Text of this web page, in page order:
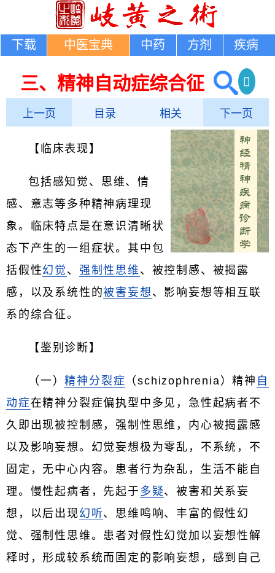
下载 中医宝典 中药 方剂 疾病
三、精神自动症综合征
上一页 目录 相关 下一页
【临床表现】
包括感知觉、思维、情
感、意志等多种精神病理现
象。临床特点是在意识清晰状
态下产生的一组症状。其中包
括假性幻觉 、 强制性思维、被控制感、被揭露
感，以及系统性的被害妄想 、影响妄想等相互联
系的综合征。
【鉴别诊断】
（一）精神分裂症 （schizophrenia）精神 自
动症在精神分裂症偏执型中多见，急性起病者不
久即出现被控制感，强制性思维，内心被揭露感
以及影响妄想。幻觉妄想极为零乱，不系统，不
固定，无中心内容。患者行为杂乱，生活不能自
理。慢性起病者，先起于 多疑、被害和关系妄
想，以后出现幻听、思维鸣响、丰富的假性幻
觉、强制性思维。患者对假性幻觉加以妄想性解
释时，形成较系统而固定的影响妄想，感到自己